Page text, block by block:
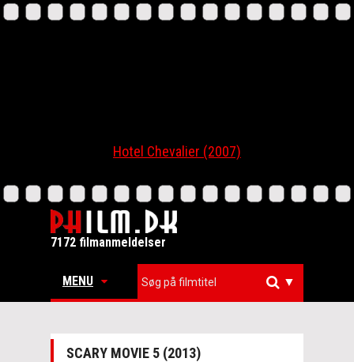
Hotel Chevalier (2007)
7172 filmanmeldelser
MENU ▼
SCARY MOVIE 5 (2013)